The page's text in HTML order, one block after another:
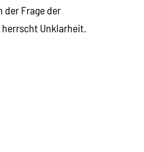
der Frage der
Unklarheit.